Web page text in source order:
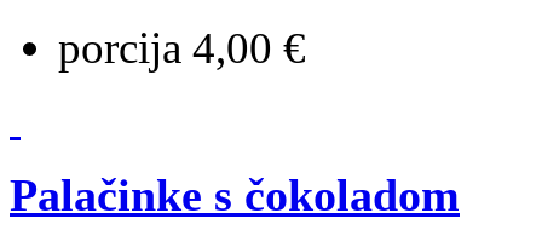
porcija 4,00 €
Palačinke s čokoladom